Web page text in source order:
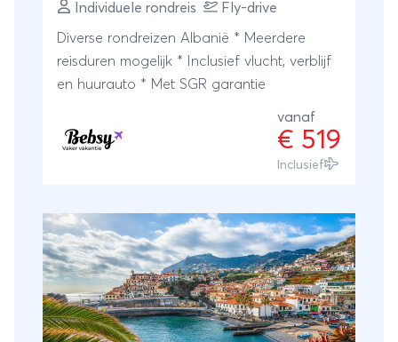
Individuele rondreis
Fly-drive
Diverse rondreizen Albanië * Meerdere
reisduren mogelijk * Inclusief vlucht, verblijf
en huurauto * Met SGR garantie
vanaf
€ 519
Inclusief